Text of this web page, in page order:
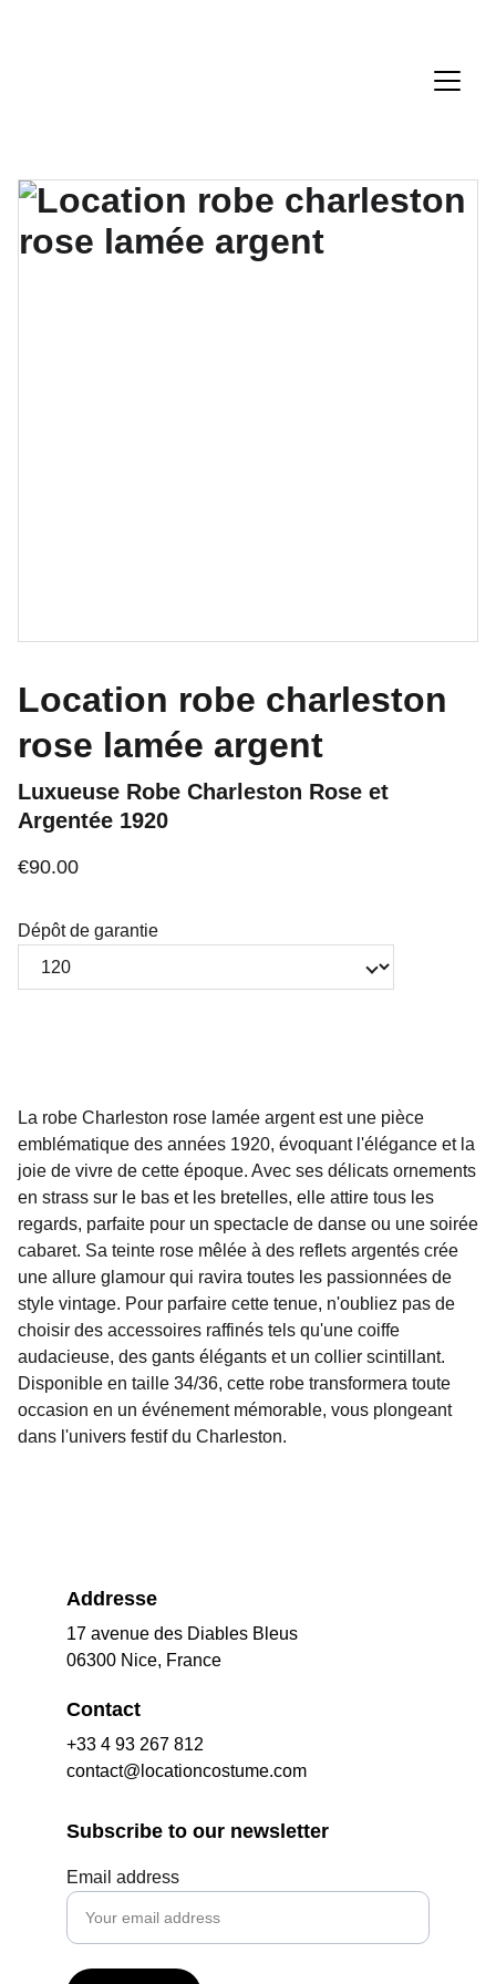
Location robe charleston
rose lamée argent
Luxueuse Robe Charleston Rose et
Argentée 1920
€90.00
Dépôt de garantie
La robe Charleston rose lamée argent est une pièce
emblématique des années 1920, évoquant l'élégance et la
joie de vivre de cette époque. Avec ses délicats ornements
en strass sur le bas et les bretelles, elle attire tous les
regards, parfaite pour un spectacle de danse ou une soirée
cabaret. Sa teinte rose mêlée à des reflets argentés crée
une allure glamour qui ravira toutes les passionnées de
style vintage. Pour parfaire cette tenue, n'oubliez pas de
choisir des accessoires raffinés tels qu'une coiffe
audacieuse, des gants élégants et un collier scintillant.
Disponible en taille 34/36, cette robe transformera toute
occasion en un événement mémorable, vous plongeant
dans l'univers festif du Charleston.
Addresse
17 avenue des Diables Bleus
06300 Nice, France
Contact
+33 4 93 267 812
contact@locationcostume.com
Subscribe to our newsletter
Email address